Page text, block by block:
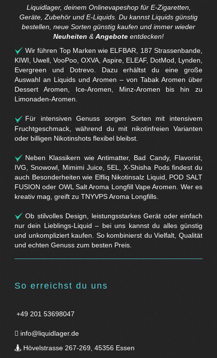
Liquidlager, deinem Onlinevapeshop für E-Zigaretten,
Geräte, Zubehör und E-Liquids. Du kannst Liquids günstig
bestellen, neue Sorten günstig kaufen und immer wieder
Neuheiten & Angebote entdecken!
Wir führen Top Marken wie ELFBAR, 187 Strassenbande,
KIWI, Uwell, VooPoo, OXVA, Aspire, ELEAF, DotMod, Lynden,
Evergreen und Dotrevo. Dazu erhältst du eine große
Auswahl an Liquids und Aromen – von Tabak Aromen über
Dessert Aromen, Ice-Aromen, Minz-Aromen bis hin zu
Limonaden-Aromen.
Für intensiven Genuss sorgen Sorten mit intensivem
Fruchtgeschmack, während du mit nikotinfreien Varianten
oder billigen Nikotinshots flexibel bleibst.
Neben Klassikern wie Antimatter, Bad Candy, Flavorist,
IVG, Snowowl, Mimimi Juice, 5EL, X-Shisha Pods findest du
auch Besonderheiten wie Elfliq Nikotinsalz Liquid, POD SALT
FUSION oder OWL Salt Aroma Longfill Vape Aromen. Wer es
kreativ mag, greift zu TNYVPS Aroma Longfills.
Ob stilvolles Design, leistungsstarkes Gerät oder einfach
nur dein Lieblings-Liquid – bei uns kannst du alles günstig
und unkompliziert kaufen. So kombinierst du Vielfalt, Qualität
und echten Genuss zum besten Preis.
So erreichst du uns
+49 201 53698047
info@liquidlager.de
Hövelstrasse 267-269, 45356 Essen